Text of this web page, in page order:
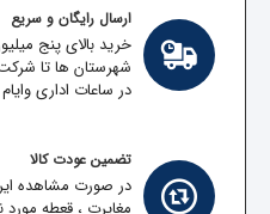
ارسال رایگان و سریع
خرید بالای پنج
در ساعات اداری
تضمین عودت کالا
در صورت مشاهده
مغایرت ، قعطه